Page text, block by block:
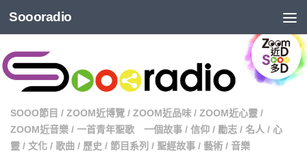
Soooradio
SOOO節目 / ZOOM近博覽 / ZOOM近品味 / ZOOM近心靈 /
ZOOM近音樂 / 一首青年聖歌 一個故事 / 信仰 / 勵志 / 名人 / 心
靈 / 文化 / 歌曲 / 歷史 / 節目系列 / 聖經故事 / 藝術 / 音樂